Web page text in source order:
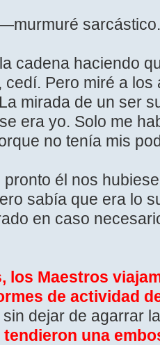
sarcástico.
cadena haciendo
cedí. Pero miré a
mirada de un ser
era yo. Solo me
no tenía mis
él nos
sabía que era lo
en caso
los Maestros
de actividad
sin dejar de agarrar
una